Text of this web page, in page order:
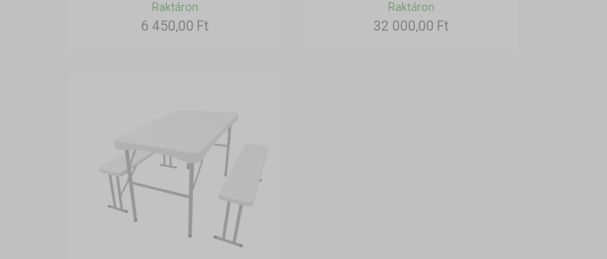
Raktáron
6 450,00 Ft
Raktáron
32 000,00 Ft